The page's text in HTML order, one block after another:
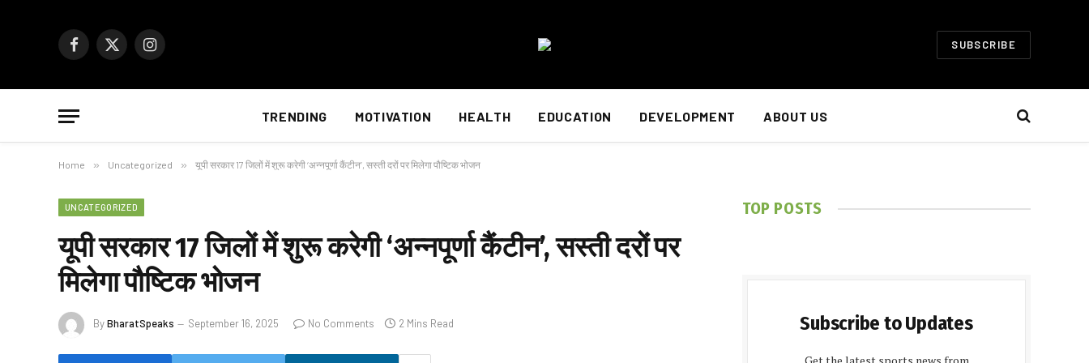
Facebook
X
Instagram SUBSCRIBE
TRENDING MOTIVATION HEALTH EDUCATION DEVELOPMENT ABOUT US
Home » Uncategorized » यूपी सरकार 17 जिलों में शुरू करेगी ‘अन्नपूर्णा कैंटीन’, सस्ती दरों पर मिलेगा पौष्टिक भोजन
UNCATEGORIZED
यूपी सरकार 17 जिलों में शुरू करेगी ‘अन्नपूर्णा कैंटीन’, सस्ती दरों पर
मिलेगा पौष्टिक भोजन
ByBharatSpeaks September 16, 2025 No Comments 2 Mins Read
TOP POSTS
Subscribe to Updates